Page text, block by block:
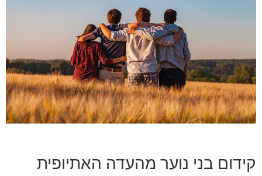
קידום בני נוער מהעדה האתיופית